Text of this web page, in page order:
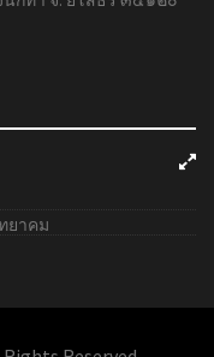
ยาคม